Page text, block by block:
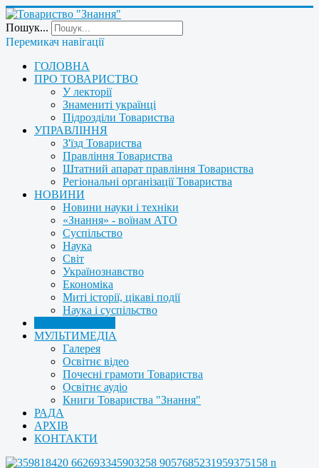
Пошук...
Перемикач навігації
ГОЛОВНА
ПРО ТОВАРИСТВО
У лекторії
Знамениті українці
Підрозділи Товариства
УПРАВЛІННЯ
З'їзд Товариства
Правління Товариства
Штатний апарат правління Товариства
Регіональні організації Товариства
НОВИНИ
Новини науки і техніки
«Знання» - воїнам АТО
Суспільство
Наука
Світ
Українознавство
Економіка
Миті історії, цікаві події
Наука і суспільство
МУЛЬТИМЕДІА
Галерея
Освітнє відео
Почесні грамоти Товариства
Освітнє аудіо
Книги Товариства "Знання"
РАДА
АРХІВ
КОНТАКТИ